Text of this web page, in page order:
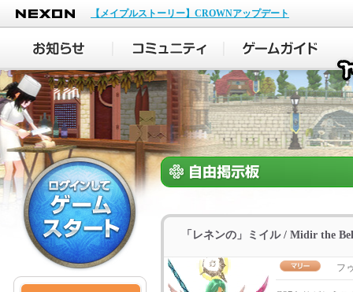
NEXON
【メイプルストーリー】CROWNアップデート
「レネンの」ミイル / Midir the
フ